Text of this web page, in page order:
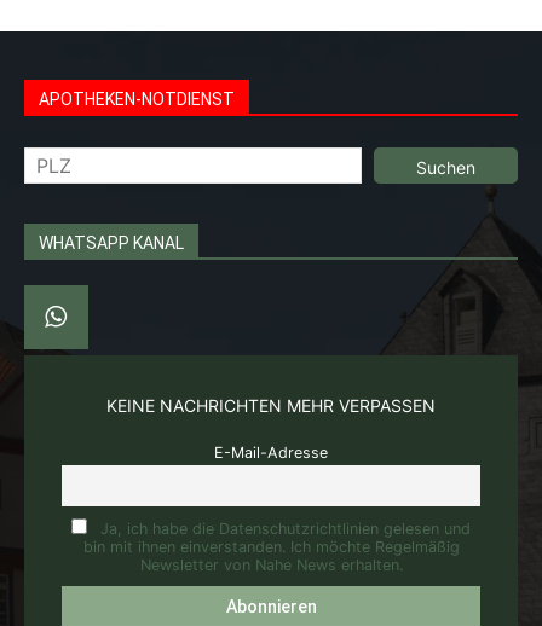
APOTHEKEN-NOTDIENST
Suchen
WHATSAPP KANAL
KEINE NACHRICHTEN MEHR VERPASSEN
E-Mail-Adresse
Ja, ich habe die Datenschutzrichtlinien gelesen und
bin mit ihnen einverstanden. Ich möchte Regelmäßig
Newsletter von Nahe News erhalten.